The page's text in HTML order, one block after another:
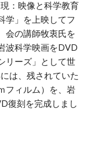
：映像と科学教育
学」を上映してフ
会の講師牧衷氏を
波科学映画をDVD
リーズ」として世
は、残されていた
フィルム）を、岩
復刻を完成しまし